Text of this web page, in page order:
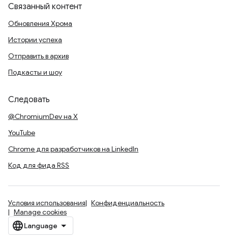
Связанный контент
Обновления Хрома
Истории успеха
Отправить в архив
Подкасты и шоу
Следовать
@ChromiumDev на X
YouTube
Chrome для разработчиков на LinkedIn
Код для фида RSS
Условия использования
Конфиденциальность
Manage cookies